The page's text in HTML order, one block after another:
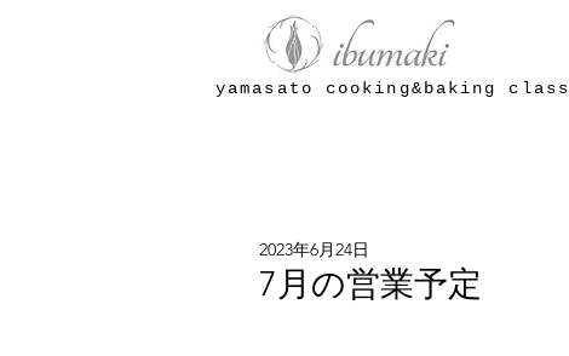
yamasato cooking&baking class
7月の営業予定
2023年6月24日